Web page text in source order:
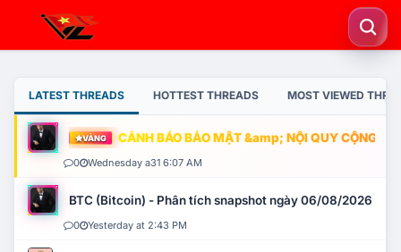
LATEST THREADS HOTTEST THREADS MOST VIEWED
VÀNG CẢNH BÁO BẢO MẬT &amp; NỘI QUY CỘNG
0 Wednesday a31 6:07 AM
BTC (Bitcoin) - Phân tích snapshot ngày 06/08/2026
0 Yesterday at 2:43 PM